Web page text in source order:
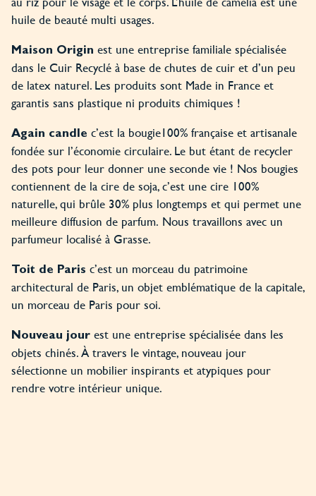
huile de beauté multi usages.
Maison Origin est une entreprise familiale spécialisée
dans le Cuir Recyclé à base de chutes de cuir et d’un peu
de latex naturel. Les produits sont Made in France et
garantis sans plastique ni produits chimiques !
Again candle c’est la bougie100% française et artisanale
fondée sur l’économie circulaire. Le but étant de recycler
des pots pour leur donner une seconde vie ! Nos bougies
contiennent de la cire de soja, c’est une cire 100%
naturelle, qui brûle 30% plus longtemps et qui permet une
meilleure diffusion de parfum. Nous travaillons avec un
parfumeur localisé à Grasse.
Toit de Paris c’est un morceau du patrimoine
architectural de Paris, un objet emblématique de la capitale,
un morceau de Paris pour soi.
Nouveau jour est une entreprise spécialisée dans les
objets chinés. À travers le vintage, nouveau jour
sélectionne un mobilier inspirants et atypiques pour
rendre votre intérieur unique.